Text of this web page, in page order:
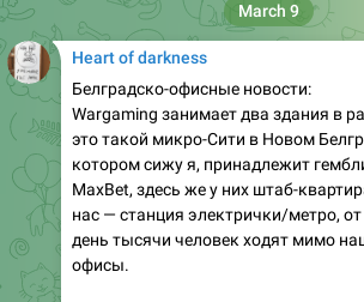
Heart of darkness
Белградско-офисные новости:
Wargaming занимает два здания в
это такой микро-Сити в Новом
котором сижу я, принадлежит
MaxBet, здесь же у них штаб-
нас — станция электрички/метро,
день тысячи человек ходят мимо
офисы.
March 9